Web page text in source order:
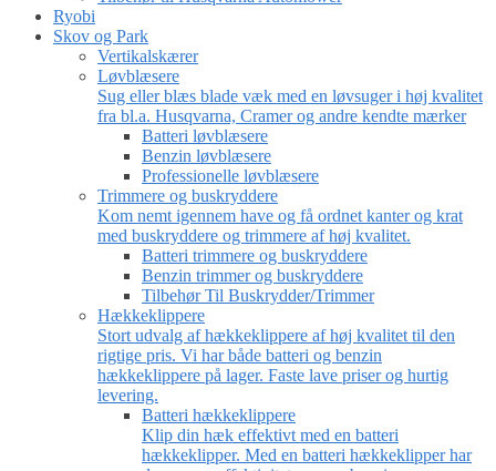
Ryobi
Skov og Park
Vertikalskærer
Løvblæsere
Sug eller blæs blade væk med en løvsuger i høj kvalitet
fra bl.a. Husqvarna, Cramer og andre kendte mærker
Batteri løvblæsere
Benzin løvblæsere
Professionelle løvblæsere
Trimmere og buskryddere
Kom nemt igennem have og få ordnet kanter og krat
med buskryddere og trimmere af høj kvalitet.
Batteri trimmere og buskryddere
Benzin trimmer og buskryddere
Tilbehør Til Buskrydder/Trimmer
Hækkeklippere
Stort udvalg af hækkeklippere af høj kvalitet til den
rigtige pris. Vi har både batteri og benzin
hækkeklippere på lager. Faste lave priser og hurtig
levering.
Batteri hækkeklippere
Klip din hæk effektivt med en batteri
hækkeklipper. Med en batteri hækkeklipper har